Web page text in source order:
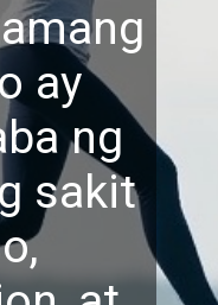
ay
ng
sakit